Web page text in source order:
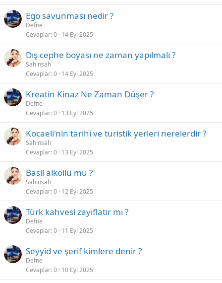
Ego savunması nedir ?
Defne
Cevaplar 0 14 Eyl 2025
Dış cephe boyası ne zaman yapılmalı ?
Sahinsah
Cevaplar 0 14 Eyl 2025
Kreatin Kinaz Ne Zaman Düşer ?
Defne
Cevaplar 0 13 Eyl 2025
Kocaeli'nin tarihi ve turistik yerleri nerelerdir ?
Sahinsah
Cevaplar 0 13 Eyl 2025
Basil alkollü mü ?
Sahinsah
Cevaplar 0 12 Eyl 2025
Türk kahvesi zayıflatır mı ?
Defne
Cevaplar 0 11 Eyl 2025
Seyyid ve şerif kimlere denir ?
Defne
Cevaplar 0 10 Eyl 2025